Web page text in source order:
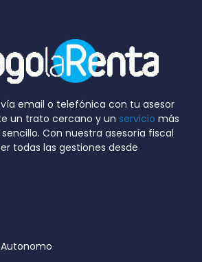
email o telefónica con tu asesor
un trato cercano y un servicio más
Con nuestra asesoría fiscal
todas las gestiones desde
Autonomo